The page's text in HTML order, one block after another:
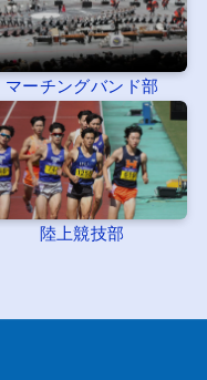
マーチングバンド部
陸上競技部